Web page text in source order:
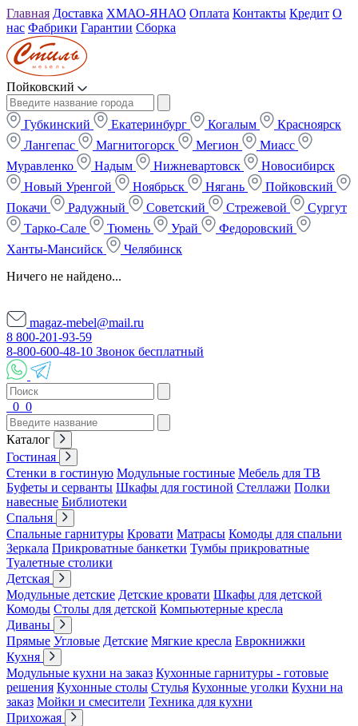
Главная Доставка ХМАО-ЯНАО Оплата Контакты Кредит О
нас Фабрики Гарантии Сборка
Пойковский
Губкинский Екатеринбург Когалым
Красноярск
Лангепас
Магнитогорск Мегион
Миасс
Муравленко
Надым Нижневартовск
Новосибирск
Новый Уренгой
Ноябрьск Нягань
Пойковский
Покачи
Радужный Советский Стрежевой
Сургут
Тарко-Сале
Тюмень Урай
Федоровский
Ханты-Мансийск
Челябинск
Ничего не найдено...
magaz-mebel@mail.ru
8 800-201-93-59
8-800-600-48-10 Звонок бесплатный
0 0
Каталог
Гостиная
Стенки в гостиную Модульные гостиные Мебель для ТВ
Буфеты и серванты Шкафы для гостиной Стеллажи Полки
навесные Библиотеки
Спальня
Спальные гарнитуры Кровати Матрасы Комоды для спальни
Зеркала Прикроватные банкетки Тумбы прикроватные
Туалетные столики
Детская
Модульные детские Детские кровати Шкафы для детской
Комоды Столы для детской Компьютерные кресла
Диваны
Прямые Угловые Детские Мягкие кресла Еврокнижки
Кухня
Модульные кухни на заказ Кухонные гарнитуры - готовые
решения Кухонные столы Стулья Кухонные уголки Кухни на
заказ Мойки и смесители Техника для кухни
Прихожая